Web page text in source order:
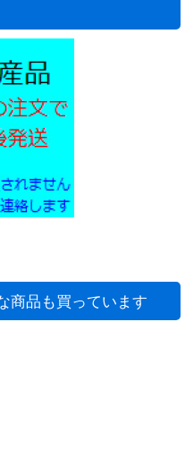
商品も買っています